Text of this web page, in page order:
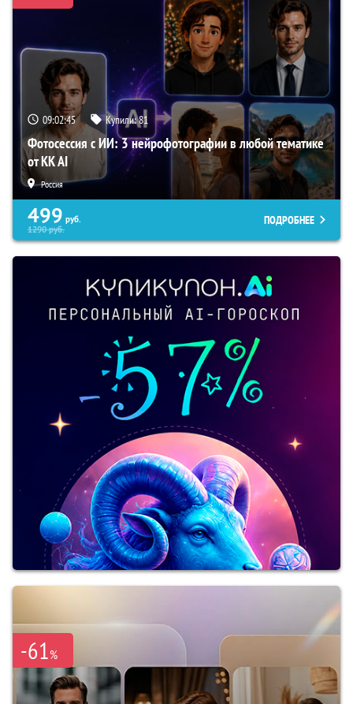
09:02:44 Купили:81
Фотосессия с ИИ: 3 нейрофотографии в любой тематике
от KK AI
Россия
499 руб.
1290руб.
ПОДРОБНЕЕ
-61%